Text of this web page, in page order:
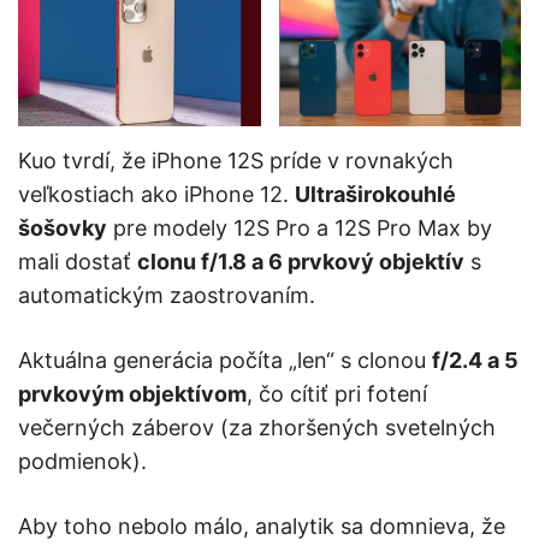
Kuo tvrdí, že iPhone 12S príde v rovnakých
veľkostiach ako iPhone 12. Ultraširokouhlé
šošovky pre modely 12S Pro a 12S Pro Max by
mali dostať clonu f/1.8 a 6 prvkový objektív s
automatickým zaostrovaním.
Aktuálna generácia počíta „len“ s clonou f/2.4 a 5
prvkovým objektívom, čo cítiť pri fotení
večerných záberov (za zhoršených svetelných
podmienok).
Aby toho nebolo málo, analytik sa domnieva, že